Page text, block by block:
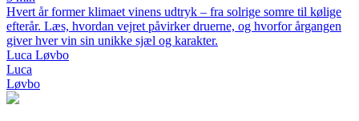
Hvert år former klimaet vinens udtryk – fra solrige somre til kølige
efterår. Læs, hvordan vejret påvirker druerne, og hvorfor årgangen
giver hver vin sin unikke sjæl og karakter.
Luca Løvbo
Luca
Løvbo